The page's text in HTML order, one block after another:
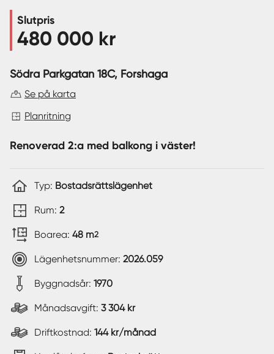
Sverige| Spanien
Slutpris
480 000 kr
Södra Parkgatan 18C, Forshaga
Se på karta
Planritning
Renoverad 2:a med balkong i väster!
Typ: Bostadsrättslägenhet
Rum: 2
Boarea: 48 m2
Lägenhetsnummer: 2026.059
Byggnadsår: 1970
Månadsavgift: 3 304 kr
Driftkostnad: 144 kr/månad